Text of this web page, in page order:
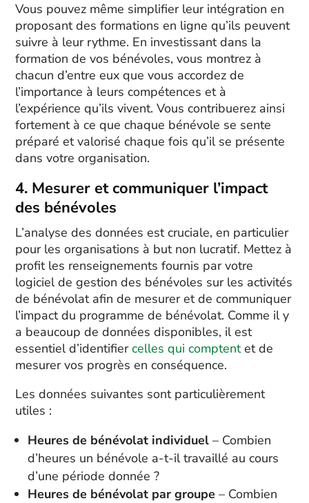
Vous pouvez même simplifier leur intégration en
proposant des formations en ligne qu’ils peuvent
suivre à leur rythme. En investissant dans la
formation de vos bénévoles, vous montrez à
chacun d’entre eux que vous accordez de
l’importance à leurs compétences et à
l’expérience qu’ils vivent. Vous contribuerez ainsi
fortement à ce que chaque bénévole se sente
préparé et valorisé chaque fois qu’il se présente
dans votre organisation.
4. Mesurer et communiquer l’impact
des bénévoles
L’analyse des données est cruciale, en particulier
pour les organisations à but non lucratif. Mettez à
profit les renseignements fournis par votre
logiciel de gestion des bénévoles sur les activités
de bénévolat afin de mesurer et de communiquer
l’impact du programme de bénévolat. Comme il y
a beaucoup de données disponibles, il est
essentiel d’identifiercelles qui comptentet de
mesurer vos progrès en conséquence.
Les données suivantes sont particulièrement
utiles :
Heures de bénévolat individuel– Combien
d’heures un bénévole a-t-il travaillé au cours
d’une période donnée ?
Heures de bénévolat par groupe– Combien